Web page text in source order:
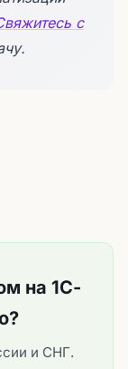
с
на 1С-
и СНГ.